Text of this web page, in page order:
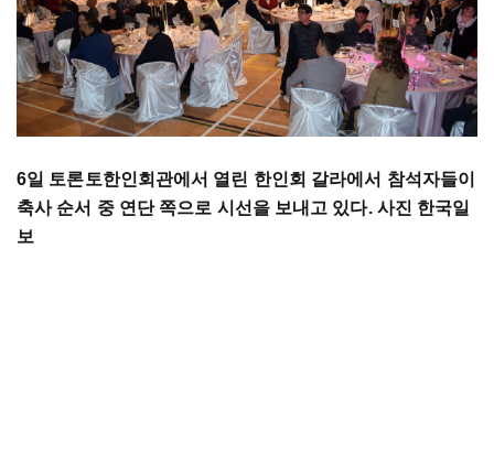
6일 토론토한인회관에서 열린 한인회 갈라에서 참석자들이
축사 순서 중 연단 쪽으로 시선을 보내고 있다. 사진 한국일
보